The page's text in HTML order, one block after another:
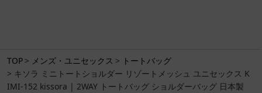
TOP メンズ・ユニセックス
トートバッグ
キソラ ミニトートショルダー リゾートメッシュ ユニセックス K
IMI-152 kissora | 2WAY トートバッグ ショルダーバッグ 日本製